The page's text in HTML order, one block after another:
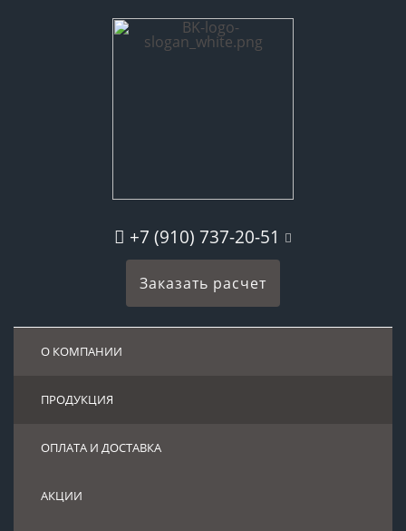
+7 (910) 737-20-51
Заказать расчет
О КОМПАНИИ
ПРОДУКЦИЯ
ОПЛАТА И ДОСТАВКА
АКЦИИ